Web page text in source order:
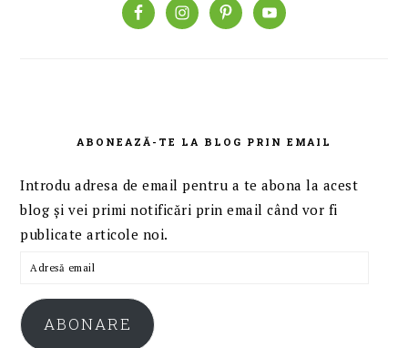
ABONEAZĂ-TE LA BLOG PRIN EMAIL
Introdu adresa de email pentru a te abona la acest
blog și vei primi notificări prin email când vor fi
publicate articole noi.
Adresă
ABONARE